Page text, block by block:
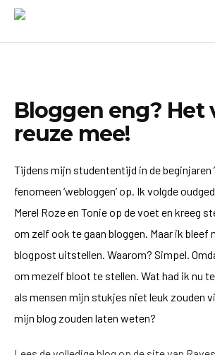
Bloggen eng? Het
reuze mee!
Tijdens mijn studententijd in de beginjaren
fenomeen ‘webloggen’ op. Ik volgde
Merel Roze en Tonie op de voet en kreeg
om zelf ook te gaan bloggen. Maar ik bleef
blogpost uitstellen. Waarom? Simpel.
om mezelf bloot te stellen. Wat had ik nu
als mensen mijn stukjes niet leuk zouden
mijn blog zouden laten weten?